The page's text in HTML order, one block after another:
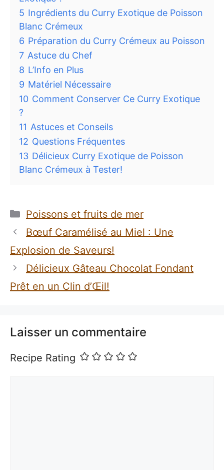
5 Ingrédients du Curry Exotique de Poisson
Blanc Crémeux
6 Préparation du Curry Crémeux au Poisson
7 Astuce du Chef
8 L’Info en Plus
9 Matériel Nécessaire
10 Comment Conserver Ce Curry Exotique
?
11 Astuces et Conseils
12 Questions Fréquentes
13 Délicieux Curry Exotique de Poisson
Blanc Crémeux à Tester!
Catégories
Poissons et fruits de mer
Bœuf Caramélisé au Miel : Une
Explosion de Saveurs!
Délicieux Gâteau Chocolat Fondant
Prêt en un Clin d’Œil!
Laisser un commentaire
Recipe Rating